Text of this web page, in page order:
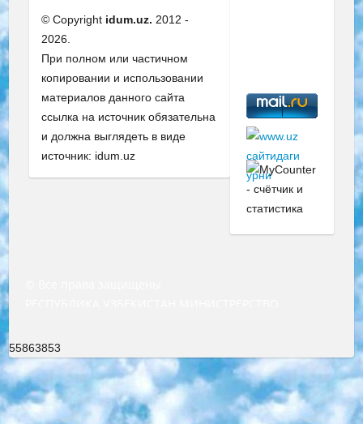
© Copyright idum.uz. 2012 -
2026.
При полном или частичном
копировании и использовании
материалов данного сайта
ссылка на источник обязательна
и должна выглядеть в виде
источник: idum.uz
55863853